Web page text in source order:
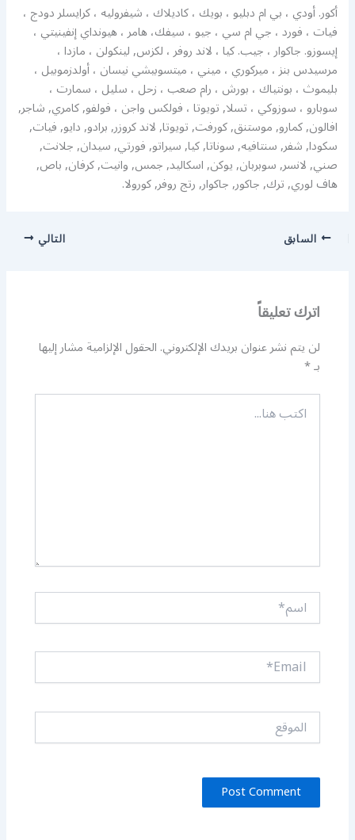
أكور. أودي ، بي ام دبليو ، بويك ، كاديلاك ، شيفروليه ، كرايسلر دودج ،
فيات ، فورد ، جي ام سي ، جيو ، سيفك، هامر ، هيونداي إنفينيتي ،
إيسوزو. جاكوار ، جيب. كيا ، لاند روفر ، لكزس, لينكولن ، مازدا ،
مرسيدس بنز ، ميركوري ، ميني ، ميتسوبيشي نيسان ، أولدزموبيل ،
بليموث ، بونتياك ، بورش ، رام صعب ، زحل ، سليل ، سمارت ،
سوبارو ، سوزوكي ، تسلا, تويوتا ، فولكس واجن ، فولفو, كامري, شاجر,
افالون, كمارو, موستنق, كورفت, تويوتا, لاند كروزر, برادو, دايو, فيات,
سكودا, شفر, سنتافيه, سوناتا, كيا, سيراتو, فورتي, سيدان, جلانت,
صني, لانسر, سوبربان, يوكن, اسكاليد, جمس, وانيت, كرفان, باص,
هاف لوري, ترك, جاكور, جاكوار, رتج روفر, كورولا.
السابق التالي
اترك تعليقاً
لن يتم نشر عنوان بريدك الإلكتروني.الحقول الإلزامية مشار إليها
بـ*
اكتب
هنا...
اسم*
Email*
الموقع